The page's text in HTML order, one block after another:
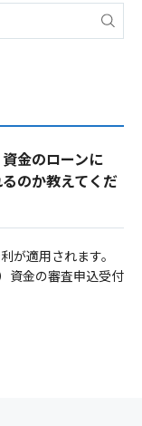
金のローンに
のか教えてくだ
が適用されます。
資金の審査申込受付